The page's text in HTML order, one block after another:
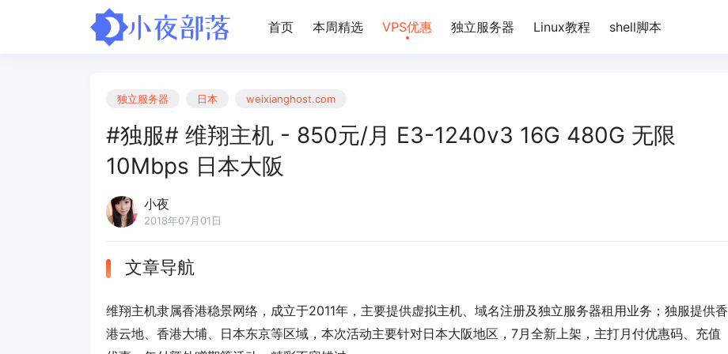
首页 本周精选 VPS优惠 独立服务器 Linux教程 shell脚本
独立服务器 日本 weixianghost.com
#独服# 维翔主机 - 850元/月 E3-1240v3 16G 480G 无限
10Mbps 日本大阪
小夜
2018年07月01日
文章导航
维翔主机隶属香港稳景网络，成立于2011年，主要提供虚拟主机、域名注册及独立服务器租用业务；独服提供香
港云地、香港大埔、日本东京等区域，本次活动主要针对日本大阪地区，7月全新上架，主打月付优惠码、充值